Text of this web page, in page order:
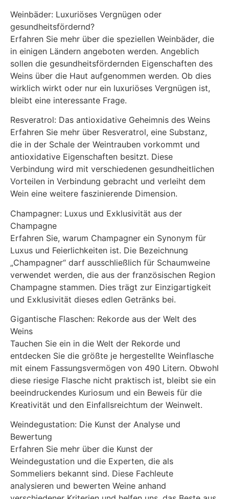
Weinbäder: Luxuriöses Vergnügen oder
gesundheitsfördernd?
Erfahren Sie mehr über die speziellen Weinbäder, die
in einigen Ländern angeboten werden. Angeblich
sollen die gesundheitsfördernden Eigenschaften des
Weins über die Haut aufgenommen werden. Ob dies
wirklich wirkt oder nur ein luxuriöses Vergnügen ist,
bleibt eine interessante Frage.
Resveratrol: Das antioxidative Geheimnis des Weins
Erfahren Sie mehr über Resveratrol, eine Substanz,
die in der Schale der Weintrauben vorkommt und
antioxidative Eigenschaften besitzt. Diese
Verbindung wird mit verschiedenen gesundheitlichen
Vorteilen in Verbindung gebracht und verleiht dem
Wein eine weitere faszinierende Dimension.
Champagner: Luxus und Exklusivität aus der
Champagne
Erfahren Sie, warum Champagner ein Synonym für
Luxus und Feierlichkeiten ist. Die Bezeichnung
„Champagner“ darf ausschließlich für Schaumweine
verwendet werden, die aus der französischen Region
Champagne stammen. Dies trägt zur Einzigartigkeit
und Exklusivität dieses edlen Getränks bei.
Gigantische Flaschen: Rekorde aus der Welt des
Weins
Tauchen Sie ein in die Welt der Rekorde und
entdecken Sie die größte je hergestellte Weinflasche
mit einem Fassungsvermögen von 490 Litern. Obwohl
diese riesige Flasche nicht praktisch ist, bleibt sie ein
beeindruckendes Kuriosum und ein Beweis für die
Kreativität und den Einfallsreichtum der Weinwelt.
Weindegustation: Die Kunst der Analyse und
Bewertung
Erfahren Sie mehr über die Kunst der
Weindegustation und die Experten, die als
Sommeliers bekannt sind. Diese Fachleute
analysieren und bewerten Weine anhand